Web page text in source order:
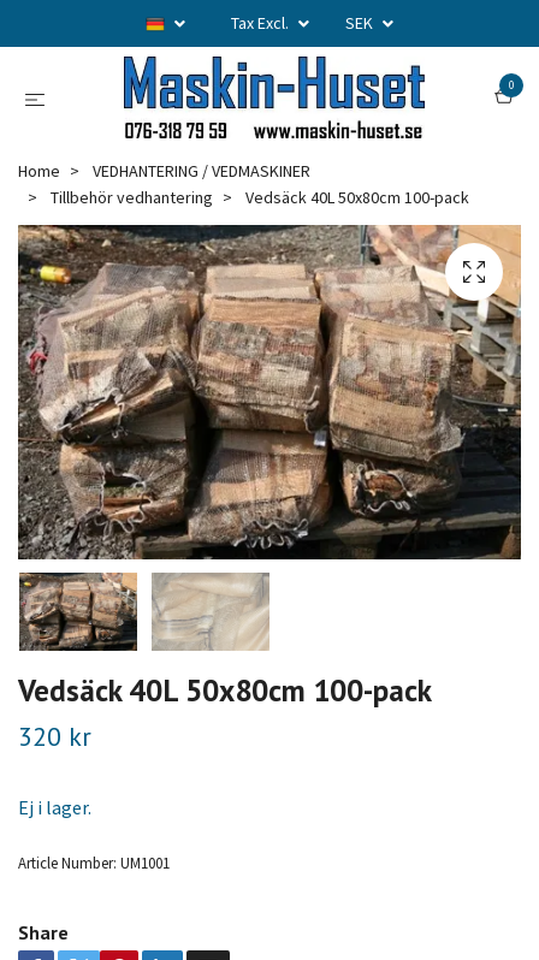
Tax Excl. SEK
0
Home
VEDHANTERING / VEDMASKINER
Tillbehör vedhantering
Vedsäck 40L 50x80cm 100-pack
Vedsäck 40L 50x80cm 100-pack
320 kr
Ej i lager.
Article Number: UM1001
Share